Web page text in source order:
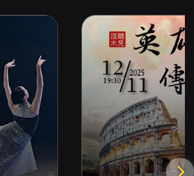
的方式，提供反思個人處境與
經驗。作品張力來自於舞者間的
間的鋪排，觀眾在近距離的劇場
察身體細節與光影變化，進而對
安放」等主題產生共鳴。 演出時
中場休息），場地為臺中國家歌
辦單位為高雄城市芭蕾舞團。值
08/11 晚場演出將同步進行
事宜請依官方通告與售票平台
來說，《路》是一件兼具技術與